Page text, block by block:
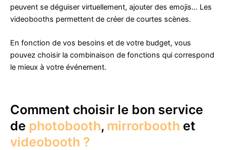
peuvent se déguiser virtuellement, ajouter des emojis… Les
videobooths permettent de créer de courtes scènes.
En fonction de vos besoins et de votre budget, vous
pouvez choisir la combinaison de fonctions qui correspond
le mieux à votre événement.
Comment choisir le bon service
de photobooth, mirrorbooth et
videobooth ?